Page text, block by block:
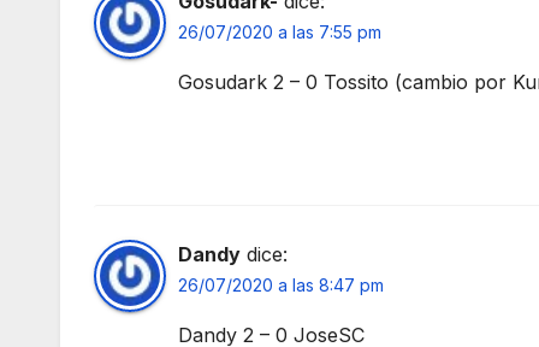
26/07/2020 a las 7:55 pm
Gosudark 2 – 0 Tossito (cambio por
Dandy dice:
26/07/2020 a las 8:47 pm
Dandy 2 – 0 JoseSC